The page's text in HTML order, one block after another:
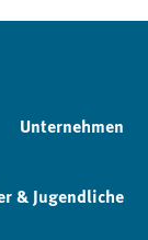
Unternehmen
& Jugendliche